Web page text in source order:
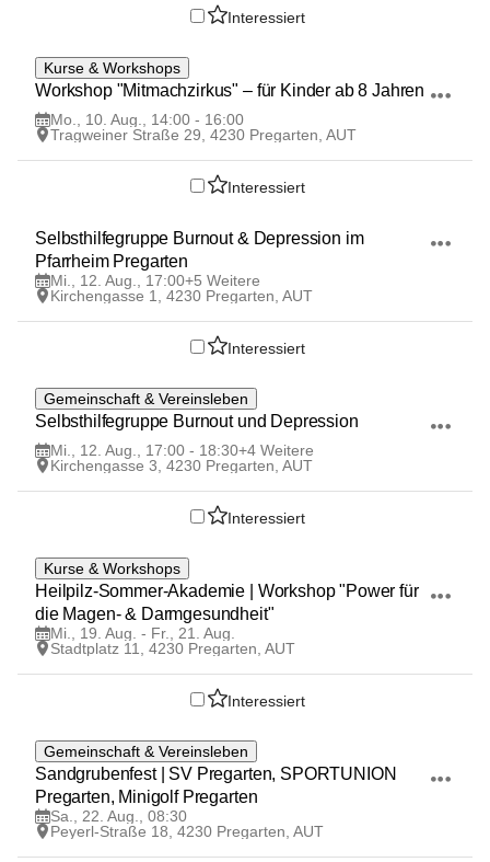
Interessiert
10
AUG
Kurse & Workshops
Workshop "Mitmachzirkus" – für Kinder ab 8 Jahren
Mo., 10. Aug., 14:00 - 16:00
Tragweiner Straße 29, 4230 Pregarten, AUT
Interessiert
12
AUG
Selbsthilfegruppe Burnout & Depression im
Pfarrheim Pregarten
Mi., 12. Aug., 17:00+5 Weitere
Kirchengasse 1, 4230 Pregarten, AUT
Interessiert
12
AUG
Gemeinschaft & Vereinsleben
Mi., 12. Aug., 17:00 - 18:30+4 Weitere
Kirchengasse 3, 4230 Pregarten, AUT
Interessiert
19
AUG
Kurse & Workshops
Heilpilz-Sommer-Akademie | Workshop "Power für
die Magen- & Darmgesundheit"
Mi., 19. Aug. - Fr., 21. Aug.
Stadtplatz 11, 4230 Pregarten, AUT
Interessiert
22
AUG
Gemeinschaft & Vereinsleben
Sandgrubenfest | SV Pregarten, SPORTUNION
Pregarten, Minigolf Pregarten
Sa., 22. Aug., 08:30
Peyerl-Straße 18, 4230 Pregarten, AUT